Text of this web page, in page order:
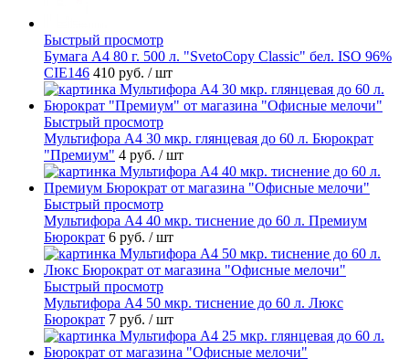
Быстрый просмотр
Бумага А4 80 г. 500 л. "SvetoCopy Classic" бел. ISO 96%
CIE146 410 руб. / шт
Быстрый просмотр
Мультифора А4 30 мкр. глянцевая до 60 л. Бюрократ
"Премиум" 4 руб. / шт
Быстрый просмотр
Мультифора А4 40 мкр. тиснение до 60 л. Премиум
Бюрократ 6 руб. / шт
Быстрый просмотр
Мультифора А4 50 мкр. тиснение до 60 л. Люкс
Бюрократ 7 руб. / шт